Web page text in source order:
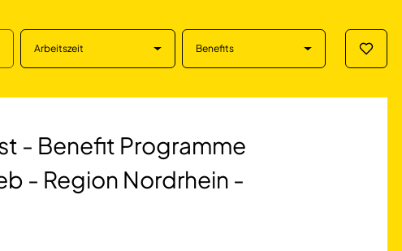
Arbeitszeit Benefits
Programme
- Benefit Programme
- Region Nordrhein -